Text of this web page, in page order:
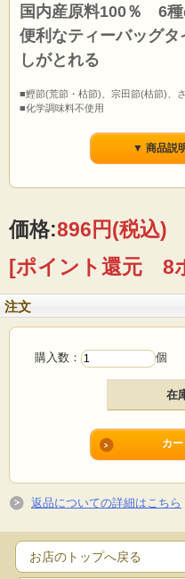
国内産原料100％ 6
便利なティーバッグ
しがとれる
■鰹節(荒節・枯節)、宗田節(枯節)、
■化学調味料不使用
▼ 商品説
価格:896円(税込)
[ポイント還元 8
注文
購入数： 個
在
返品についての詳細はこちら
お店のトップへ戻る